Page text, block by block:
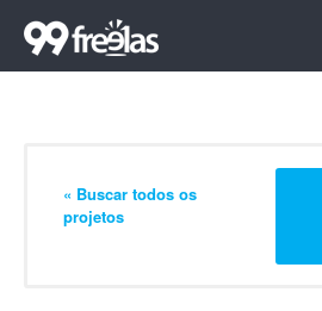
« Buscar todos os
projetos